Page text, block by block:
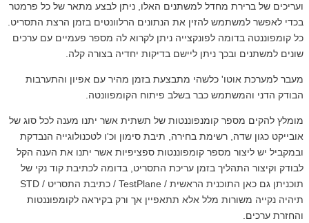
של ברירת מחדל למשתנים האלו, ניתן לבצע מתאר של כל פרמטר
לאפשר למשתמש להזין את הנתונים הרלוונטים בזמן הרצת התסריט.
קומפוננטה בדומה לפונקצייה ניתן לקרוא לה מספר פעמיים עם ערכים
למשתנים ובכך ניתן ליישם בדיקות יחדיה בצורה קלה.
למערכת אוטו' כלשהי מתבצעת בזמן מהיר עם אפיון והתערבות
הדני והמשתמש כבר בשלב פיתוח הקומפוונטה.
להקים מספר קומנפוננטות של תשתית אשר יתנו מענה לכל סוג של
כגון שדה, רשימת בחירה, תיבת סימון וכ'ו לטכנולוגייה הנבדקת
יש ליצור מספר קומפוננטות ספציפיות אשר יתנו את הענה הקל
וקיצור התהליך בזמן עריכת התסריט, בדומה לכתיבת קוד נקי של
תוכניתן גם כאן התוכנית הראשית / TestPlane / כתיבת התסריט / STD
נקייה משורות מלל אלא תתאפיין אך ורק בקיראה לקומפוננטות
ערכים.